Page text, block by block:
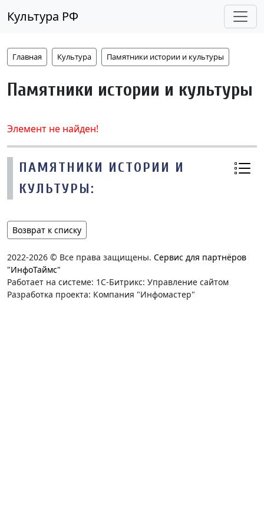
Культура РФ
Главная Культура Памятники истории и культуры
Памятники истории и культуры
Элемент не найден!
ПАМЯТНИКИ ИСТОРИИ И
КУЛЬТУРЫ:
Возврат к списку
2022-2026 © Все права защищены. Сервис для партнёров
"ИнфоТаймс"
Работает на системе: 1С-Битрикс: Управление сайтом
Разработка проекта: Компания "Инфомастер"